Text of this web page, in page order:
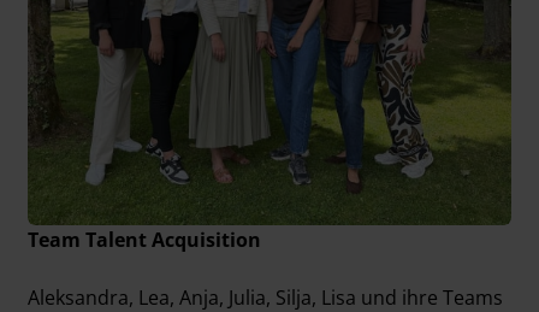
Team Talent Acquisition
Aleksandra, Lea, Anja, Julia, Silja, Lisa und ihre Teams